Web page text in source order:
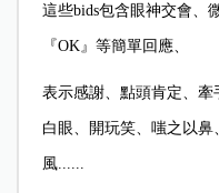
這些bids包含眼神交會、
『OK』等簡單回應、
表示感謝、點頭肯定、
白眼、開玩笑、嗤之以
風......